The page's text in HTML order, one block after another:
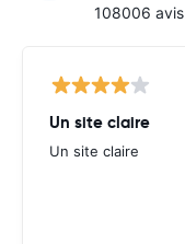
108006 avis
Un site claire
Un site claire